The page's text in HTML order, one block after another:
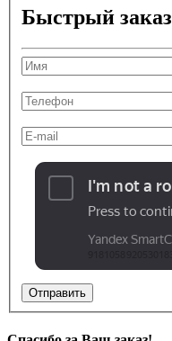
Быстрый заказ
Отправить